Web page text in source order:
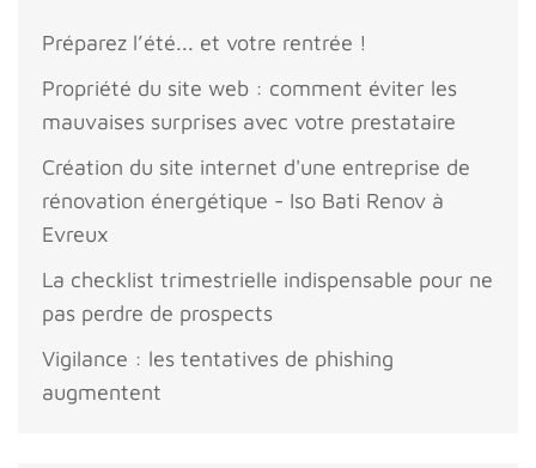
Préparez l’été... et votre rentrée !
Propriété du site web : comment éviter les
mauvaises surprises avec votre prestataire
Création du site internet d'une entreprise de
rénovation énergétique - Iso Bati Renov à
Evreux
La checklist trimestrielle indispensable pour ne
pas perdre de prospects
Vigilance : les tentatives de phishing
augmentent